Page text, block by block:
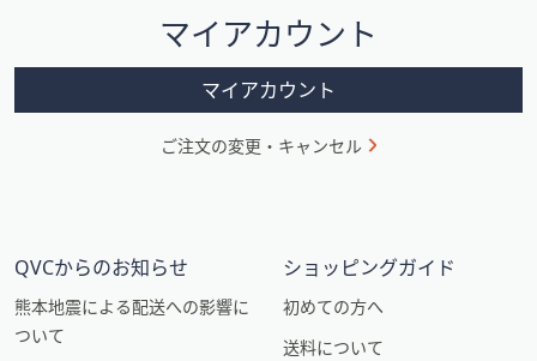
ン
マイアカウント
マイアカウント
ご注文の変更・キャンセル
QVCからのお知らせ
熊本地震による配送への影響に
ついて
ショッピングガイド
初めての方へ
送料について